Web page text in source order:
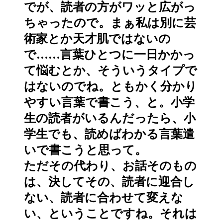
でが、読者の方がワッと広がっ
ちゃったので。まぁ私は別に芸
術家とか天才肌ではないの
で……言葉ひとつに一日かかっ
て悩むとか、そういうタイプで
はないのでね。ともかく分かり
やすい言葉で書こう、と。小学
生の読者がいるんだったら、小
学生でも、読めばわかる言葉遣
いで書こうと思って。
ただその代わり、お話そのもの
は、決してその、読者に迎合し
ない、読者に合わせて変えな
い、ということですね。それは